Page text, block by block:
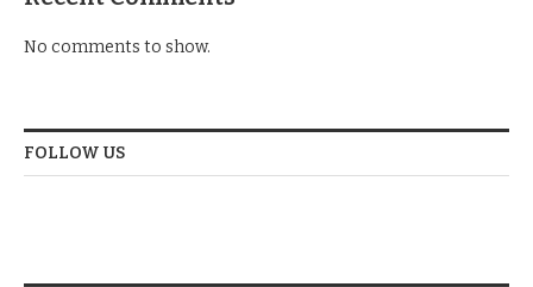
No comments to show.
FOLLOW US